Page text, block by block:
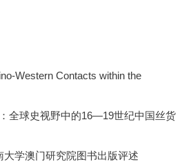
Western Contacts within the
全球史视野中的16—19世纪中国丝货
学澳门研究院图书出版评述